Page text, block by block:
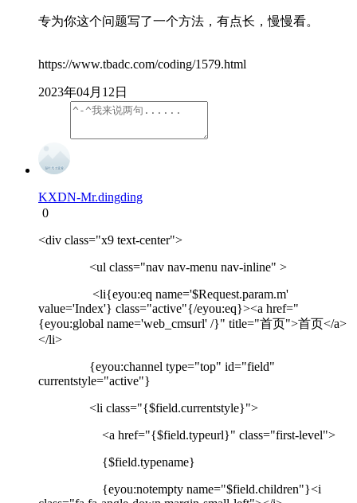
专为你这个问题写了一个方法，有点长，慢慢看。
https://www.tbadc.com/coding/1579.html
2023年04月12日
KXDN-Mr.dingding
0
<div class="x9 text-center">
<ul class="nav nav-menu nav-inline" >
<li{eyou:eq name='$Request.param.m'
value='Index'} class="active"{/eyou:eq}><a href="
{eyou:global name='web_cmsurl' /}" title="首页">首页</a>
</li>
{eyou:channel type="top" id="field"
currentstyle="active"}
<li class="{$field.currentstyle}">
<a href="{$field.typeurl}" class="first-level">
{$field.typename}
{eyou:notempty name="$field.children"}<i